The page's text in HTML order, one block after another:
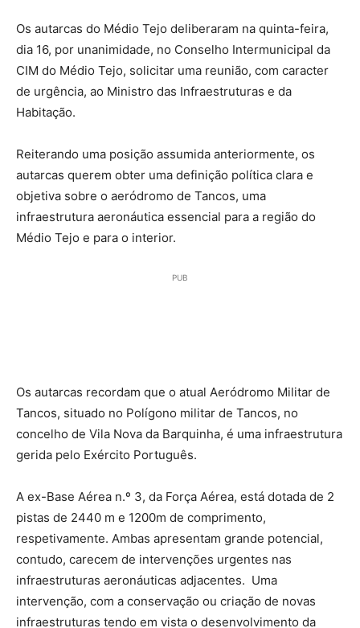
Os autarcas do Médio Tejo deliberaram na quinta-feira,
dia 16, por unanimidade, no Conselho Intermunicipal da
CIM do Médio Tejo, solicitar uma reunião, com caracter
de urgência, ao Ministro das Infraestruturas e da
Habitação.
Reiterando uma posição assumida anteriormente, os
autarcas querem obter uma definição política clara e
objetiva sobre o aeródromo de Tancos, uma
infraestrutura aeronáutica essencial para a região do
Médio Tejo e para o interior.
PUB
Os autarcas recordam que o atual Aeródromo Militar de
Tancos, situado no Polígono militar de Tancos, no
concelho de Vila Nova da Barquinha, é uma infraestrutura
gerida pelo Exército Português.
A ex-Base Aérea n.º 3, da Força Aérea, está dotada de 2
pistas de 2440 m e 1200m de comprimento,
respetivamente. Ambas apresentam grande potencial,
contudo, carecem de intervenções urgentes nas
infraestruturas aeronáuticas adjacentes. Uma
intervenção, com a conservação ou criação de novas
infraestruturas tendo em vista o desenvolvimento da